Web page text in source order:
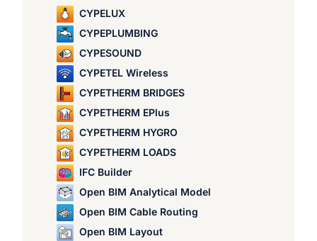
CYPELUX
CYPEPLUMBING
CYPESOUND
CYPETEL Wireless
CYPETHERM BRIDGES
CYPETHERM EPlus
CYPETHERM HYGRO
CYPETHERM LOADS
IFC Builder
Open BIM Analytical Model
Open BIM Cable Routing
Open BIM Layout